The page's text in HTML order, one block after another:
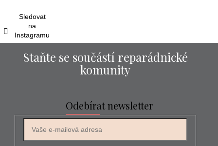
Sledovat
na
Instagramu
Staňte se součástí reparádnické
komunity
Odebírat newsletter